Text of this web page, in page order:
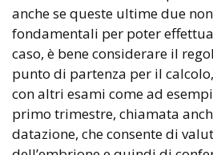
anche se queste ultime due
fondamentali per poter
caso, è bene considerare il
punto di partenza per il
con altri esami come ad
primo trimestre, chiamata
datazione, che consente di